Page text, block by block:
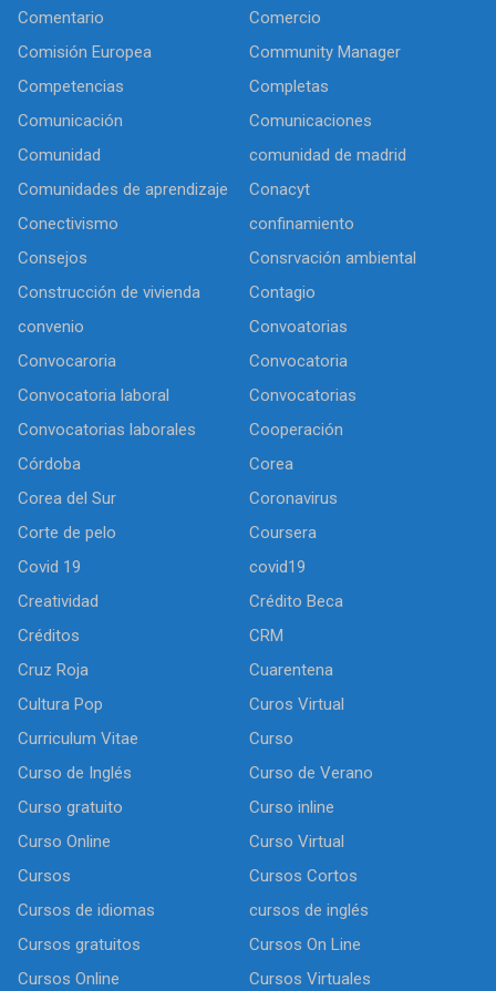
Comentario
Comercio
Comisión Europea
Community Manager
Competencias
Completas
Comunicación
Comunicaciones
Comunidad
comunidad de madrid
Comunidades de aprendizaje
Conacyt
Conectivismo
confinamiento
Consejos
Consrvación ambiental
Construcción de vivienda
Contagio
convenio
Convoatorias
Convocaroria
Convocatoria
Convocatoria laboral
Convocatorias
Convocatorias laborales
Cooperación
Córdoba
Corea
Corea del Sur
Coronavirus
Corte de pelo
Coursera
Covid 19
covid19
Creatividad
Crédito Beca
Créditos
CRM
Cruz Roja
Cuarentena
Cultura Pop
Curos Virtual
Curriculum Vitae
Curso
Curso de Inglés
Curso de Verano
Curso gratuito
Curso inline
Curso Online
Curso Virtual
Cursos
Cursos Cortos
Cursos de idiomas
cursos de inglés
Cursos gratuitos
Cursos On Line
Cursos Online
Cursos Virtuales